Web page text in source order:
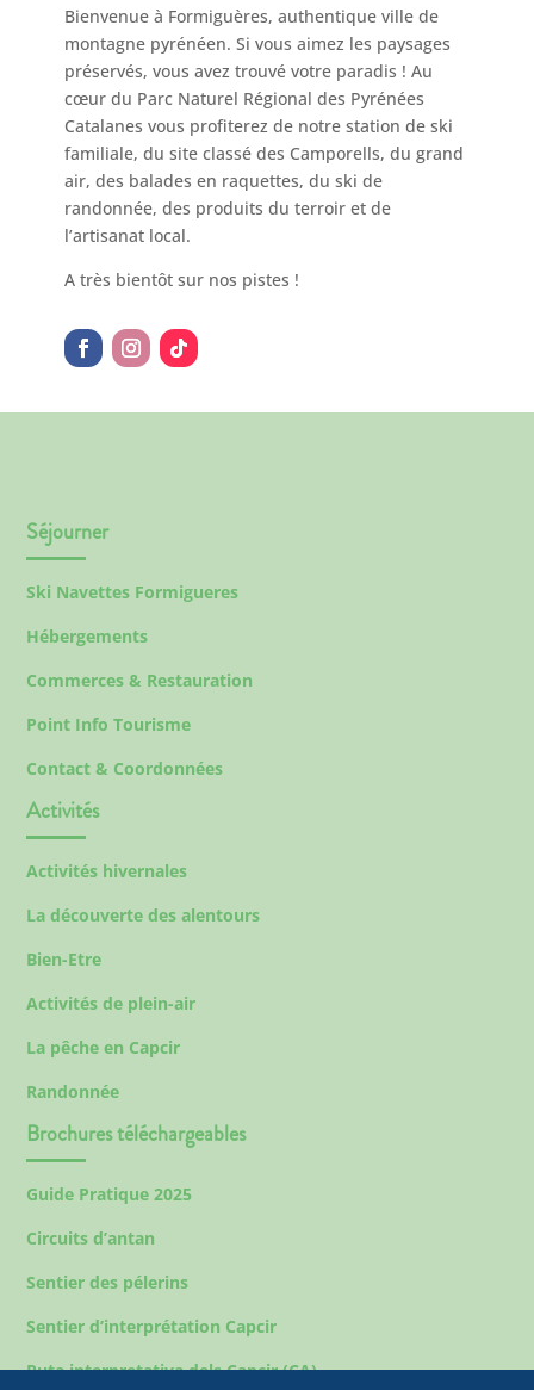
Bienvenue à Formiguères, authentique ville de
montagne pyrénéen. Si vous aimez les paysages
préservés, vous avez trouvé votre paradis ! Au
cœur du Parc Naturel Régional des Pyrénées
Catalanes vous profiterez de notre station de ski
familiale, du site classé des Camporells, du grand
air, des balades en raquettes, du ski de
randonnée, des produits du terroir et de
l’artisanat local.
A très bientôt sur nos pistes !
Séjourner
Ski Navettes Formigueres
Hébergements
Commerces & Restauration
Point Info Tourisme
Contact & Coordonnées
Activités
Activités hivernales
La découverte des alentours
Bien-Etre
Activités de plein-air
La pêche en Capcir
Randonnée
Brochures téléchargeables
Guide Pratique 2025
Circuits d’antan
Sentier des pélerins
Sentier d’interprétation Capcir
Ruta interpretativa dels Capcir (CA)